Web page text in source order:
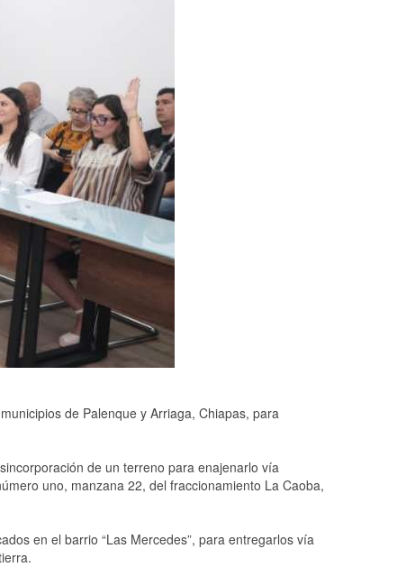
de Palenque y Arriaga, Chiapas, para
de un terreno para enajenarlo vía
uno, manzana 22, del fraccionamiento La Caoba,
en el barrio “Las Mercedes”, para entregarlos vía